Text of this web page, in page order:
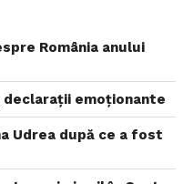
România anului
declarații emoționante
Udrea după ce a fost